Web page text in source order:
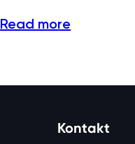
Read more
Kontakt